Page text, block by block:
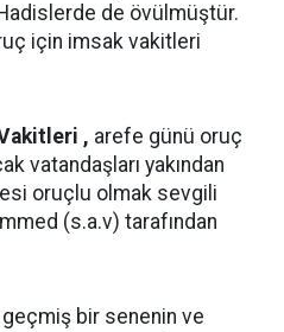
de övülmüştür.
için imsak vakitleri
, arefe günü oruç
vatandaşları yakından
oruçlu olmak sevgili
(s.a.v) tarafından
bir senenin ve